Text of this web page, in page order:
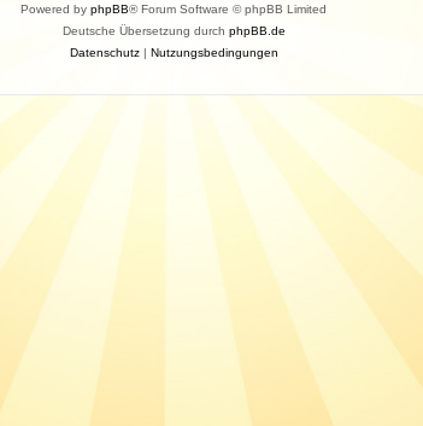
Powered by phpBB® Forum Software © phpBB Limited
Deutsche Übersetzung durch phpBB.de
Datenschutz| Nutzungsbedingungen